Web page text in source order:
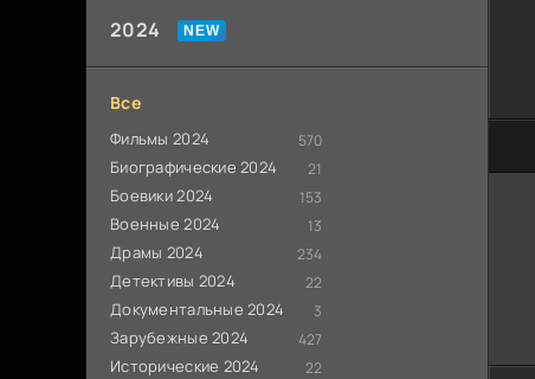
2024
Все
Фильмы 2024 570
Биографические 2024 21
Боевики 2024 153
Военные 2024 13
Драмы 2024 234
Детективы 2024 22
Документальные 2024 3
Зарубежные 2024 427
Исторические 2024 22